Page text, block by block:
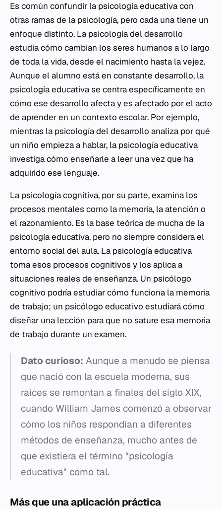
Es común confundir la psicología educativa con
otras ramas de la psicología, pero cada una tiene un
enfoque distinto. La psicología del desarrollo
estudia cómo cambian los seres humanos a lo largo
de toda la vida, desde el nacimiento hasta la vejez.
Aunque el alumno está en constante desarrollo, la
psicología educativa se centra específicamente en
cómo ese desarrollo afecta y es afectado por el acto
de aprender en un contexto escolar. Por ejemplo,
mientras la psicología del desarrollo analiza por qué
un niño empieza a hablar, la psicología educativa
investiga cómo enseñarle a leer una vez que ha
adquirido ese lenguaje.
La psicología cognitiva, por su parte, examina los
procesos mentales como la memoria, la atención o
el razonamiento. Es la base teórica de mucha de la
psicología educativa, pero no siempre considera el
entorno social del aula. La psicología educativa
toma esos procesos cognitivos y los aplica a
situaciones reales de enseñanza. Un psicólogo
cognitivo podría estudiar cómo funciona la memoria
de trabajo; un psicólogo educativo estudiará cómo
diseñar una lección para que no sature esa memoria
de trabajo durante un examen.
Dato curioso: Aunque a menudo se piensa
que nació con la escuela moderna, sus
raíces se remontan a finales del siglo XIX,
cuando William James comenzó a observar
cómo los niños respondían a diferentes
métodos de enseñanza, mucho antes de
que existiera el término "psicología
educativa" como tal.
Más que una aplicación práctica